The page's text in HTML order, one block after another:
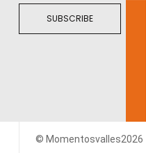
SUBSCRIBE
© Momentosvalles2026